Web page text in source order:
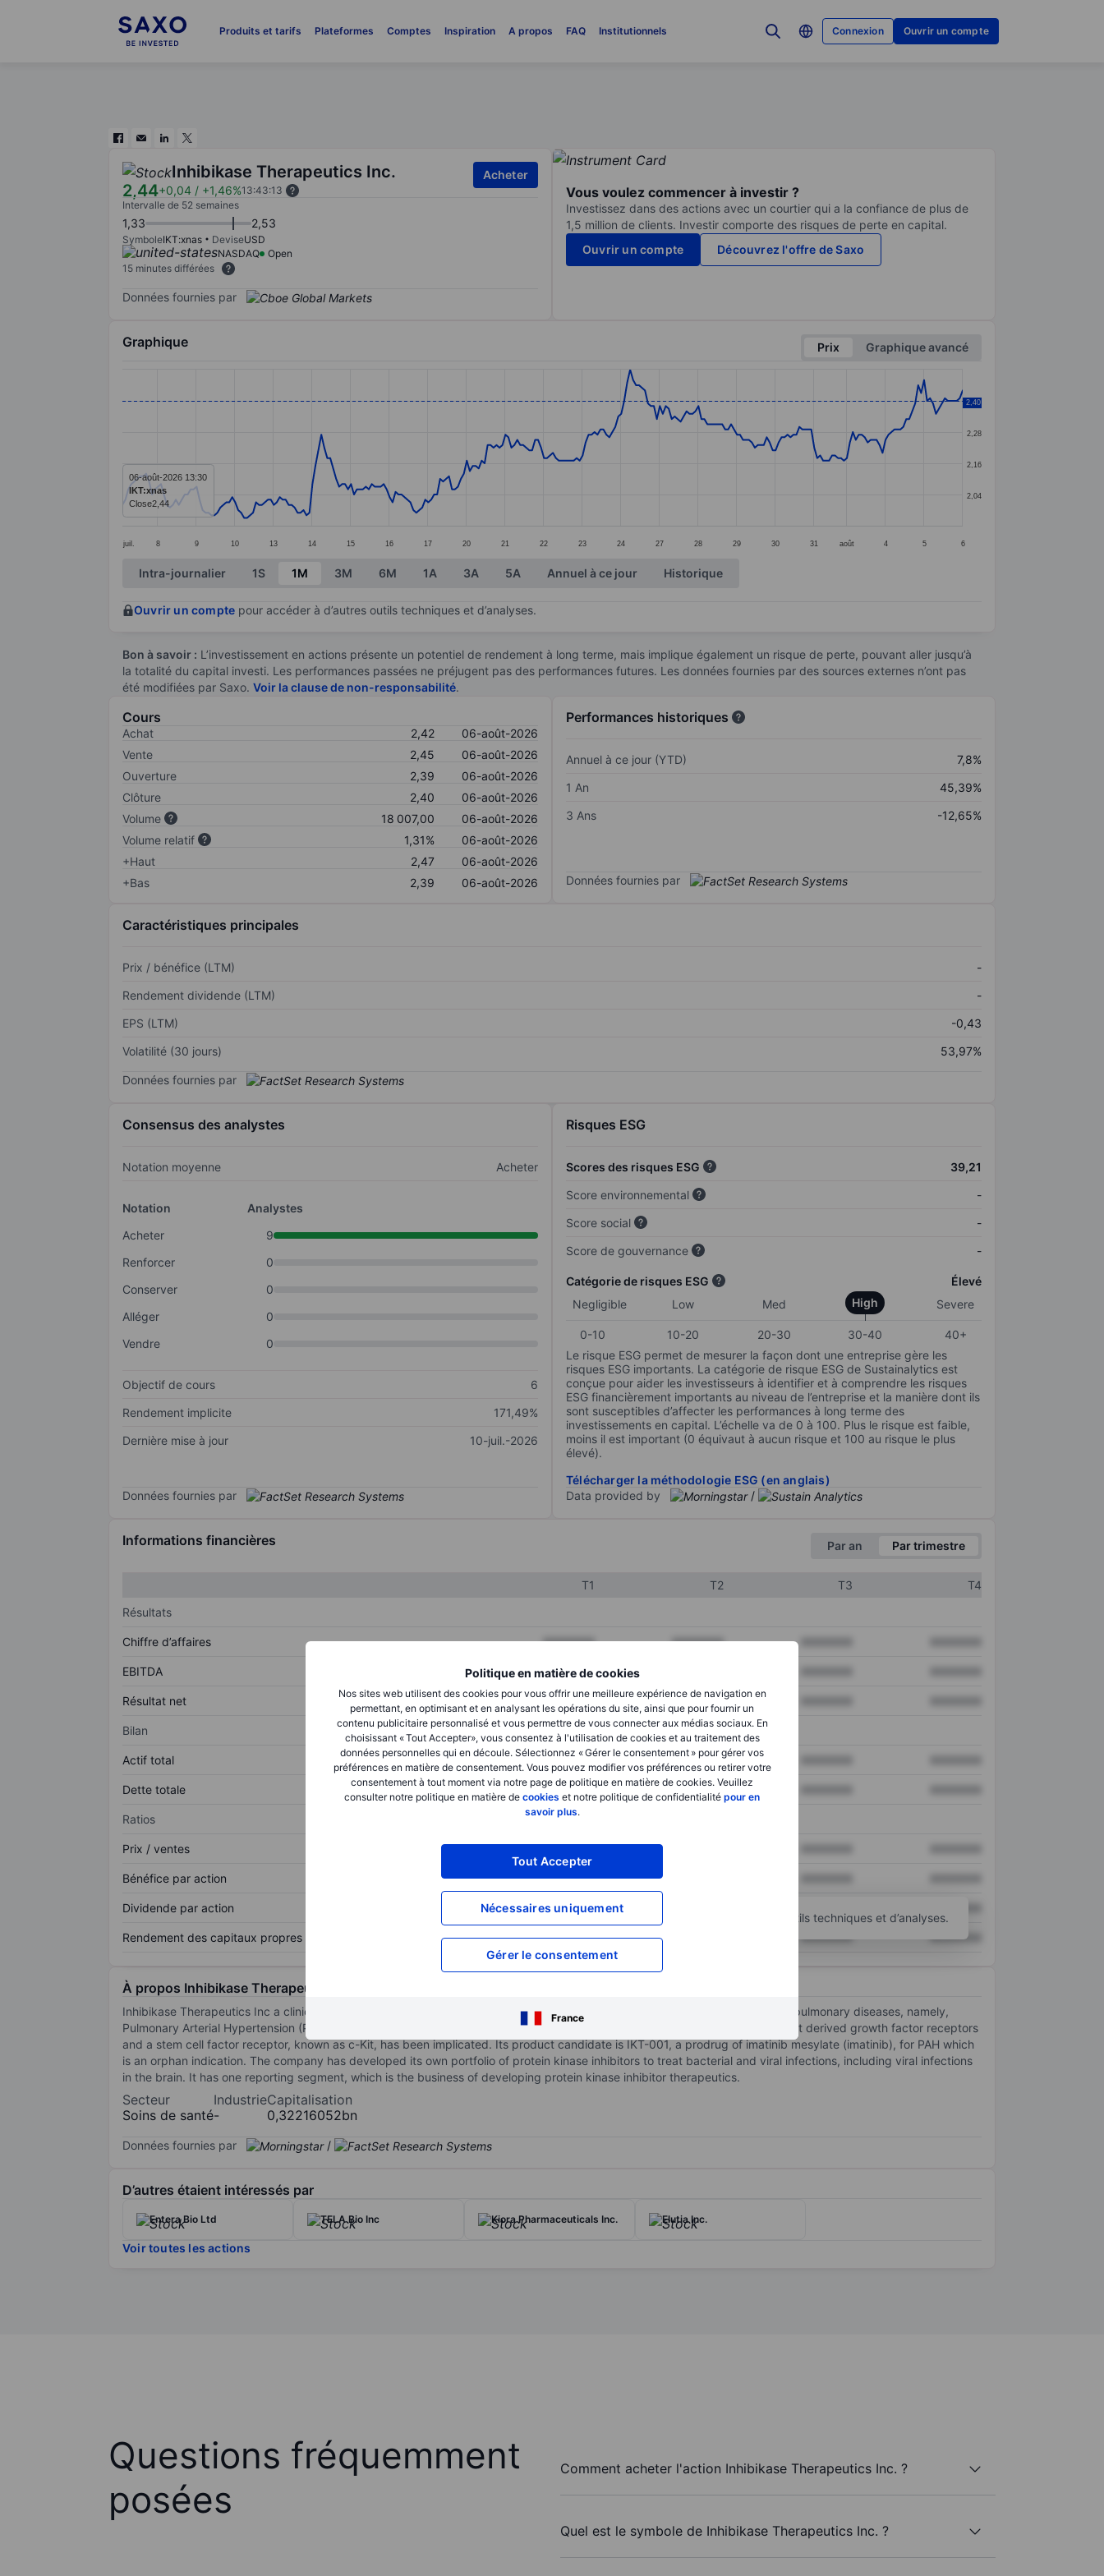
Produits et tarifs Plateformes Comptes Inspiration A propos FAQ Institutionnels Connexion Ouvrir un compte
Politique en matière de cookies
Nos sites web utilisent des cookies pour vous offrir une meilleure expérience de navigation en
permettant, en optimisant et en analysant les opérations du site, ainsi que pour fournir un
contenu publicitaire personnalisé et vous permettre de vous connecter aux médias sociaux. En
choisissant « Tout Accepter», vous consentez à l'utilisation de cookies et au traitement des
données personnelles qui en découle. Sélectionnez « Gérer le consentement » pour gérer vos
préférences en matière de consentement. Vous pouvez modifier vos préférences ou retirer votre
consentement à tout moment via notre page de politique en matière de cookies. Veuillez
consulter notre politique en matière de cookies et notre politique de confidentialité pour en
savoir plus.
Tout Accepter
Nécessaires uniquement
Gérer le consentement
France
Inhibikase Therapeutics Inc.
2,44+0,04 / +1,46%13:43:13
Acheter
Intervalle de 52 semaines
1,33 2,53
SymboleIKT:xnas DeviseUSD
NASDAQ
Open
15 minutes différées
Données fournies par
Vous voulez commencer à investir ?
Investissez dans des actions avec un courtier qui a la confiance de plus de
1,5 million de clients. Investir comporte des risques de perte en capital.
Ouvrir un compte
Découvrez l'offre de Saxo
Graphique Prix
Graphique avancé
The chart has 1 X axis displaying categories.
The chart has 1 Y axis displaying values. Data ranges from 1.95 to 2.52.
juil. 8 9 10 13 14 15 16 17 20 21 22 23 24 27 28 29 30 31 août 4 5 6
2,04
2,16
2,28
2,40
2,40
06-août-2026 13:30
IKT:xnas
Close2,44
End of interactive chart.
Intra-journalier 1S 1M 3M 6M 1A 3A 5A Annuel à ce jour Historique
Ouvrir un compte pour accéder à d’autres outils techniques et d’analyses.
Bon à savoir : L’investissement en actions présente un potentiel de rendement à long terme, mais implique également un risque de perte, pouvant aller jusqu’à
la totalité du capital investi. Les performances passées ne préjugent pas des performances futures. Les données fournies par des sources externes n’ont pas
été modifiées par Saxo. Voir la clause de non-responsabilité.
Cours
Achat 2,42
06-août-2026
Vente
2,45
06-août-2026
Ouverture
2,39
06-août-2026
Clôture
2,40
06-août-2026
Volume
18 007,00
06-août-2026
Volume relatif
1,31%
06-août-2026
+Haut
2,47
06-août-2026
+Bas
2,39 06-août-2026
Performances historiques
Annuel à ce jour (YTD)
7,8%
1 An
45,39%
3 Ans
-12,65%
Données fournies par
Caractéristiques principales
Prix / bénéfice (LTM)
-
Rendement dividende (LTM)
-
EPS (LTM)
-0,43
Volatilité (30 jours)
53,97%
Données fournies par
Consensus des analystes
Notation moyenne Acheter
Notation
Analystes
Acheter
9
Renforcer
0
Conserver
0
Alléger
0
Vendre
0
Objectif de cours
6
Rendement implicite
171,49%
Dernière mise à jour
10-juil.-2026
Données fournies par
Risques ESG
Scores des risques ESG
39,21
Score environnemental
-
Score social
-
Score de gouvernance
-
Catégorie de risques ESG
Élevé
Negligible
Low Med High Severe
0-10 10-20 20-30 30-40
40+
Le risque ESG permet de mesurer la façon dont une entreprise gère les
risques ESG importants. La catégorie de risque ESG de Sustainalytics est
conçue pour aider les investisseurs à identifier et à comprendre les risques
ESG financièrement importants au niveau de l’entreprise et la manière dont ils
sont susceptibles d’affecter les performances à long terme des
investissements en capital. L’échelle va de 0 à 100. Plus le risque est faible,
moins il est important (0 équivaut à aucun risque et 100 au risque le plus
élevé).
Télécharger la méthodologie ESG (en anglais)
Data provided by
/
Informations financières Par an Par trimestre
T1 T2 T3
T4
Résultats
Chiffre d’affaires XXXXXXX XXXXXXX
EBITDA XXXXXXX
Résultat net XXXXXXX XXXXXXX
Bilan
Actif total XXXXXXX XXXXXXX
Dette totale XXXXXXX XXXXXXX
Ratios
Prix / ventes XXXXXXX
Bénéfice par action XXXXXXX
Dividende par action XXXXXXX
Rendement des capitaux propres XXXXXXX XXXXXXX XXXXXXX
Ouvrir un compte pour accéder à d’autres outils techniques et d’analyses.
À propos Inhibikase Therapeutics Inc.
Inhibikase Therapeutics Inc a clinical-stage pharmaceutical company developing therapeutics to modify the course of cardiopulmonary diseases, namely,
Pulmonary Arterial Hypertension (PAH), in which aberrant signaling through type III receptor tyrosine kinases, including platelet derived growth factor receptors
and a stem cell factor receptor, known as c-Kit, has been implicated. Its product candidate is IKT-001, a prodrug of imatinib mesylate (imatinib), for PAH which
is an orphan indication. The company has developed its own portfolio of protein kinase inhibitors to treat bacterial and viral infections, including viral infections
in the brain. It has one reporting segment, which is the business of developing protein kinase inhibitor therapeutics.
Secteur
Soins de santé
Industrie
-
Capitalisation
0,32216052bn
Données fournies par /
D’autres étaient intéressés par
Entera Bio Ltd TELA Bio Inc Kiora Pharmaceuticals Inc. Elutia Inc.
Voir toutes les actions
Questions fréquemment
posées
Comment acheter l'action Inhibikase Therapeutics Inc. ?
Quel est le symbole de Inhibikase Therapeutics Inc. ?